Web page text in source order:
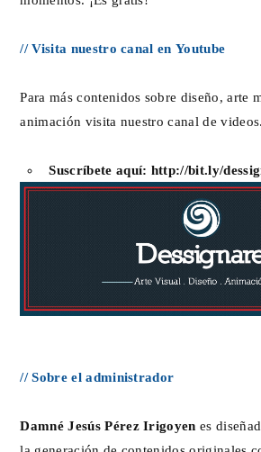
// Visita nuestro canal en Youtube
Para más contenidos sobre diseño, arte
animación visita nuestro canal de videos.
Suscríbete aquí: http://bit.ly/
// Sobre el administrador
Damné Jesús Pérez Irigoyen es